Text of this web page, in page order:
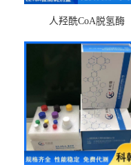
人羟酰CoA脱氢酶